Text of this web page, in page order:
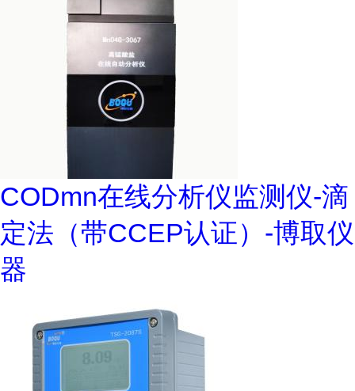
CODmn在线分析仪监测仪-滴
定法（带CCEP认证）-博取仪
器